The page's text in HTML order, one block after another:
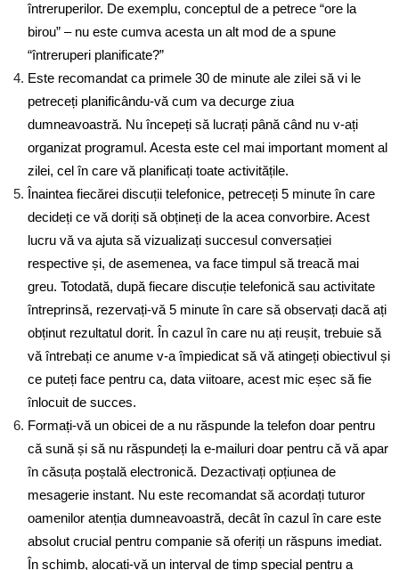
întreruperilor. De exemplu, conceptul de a petrece “ore la
birou” – nu este cumva acesta un alt mod de a spune
“întreruperi planificate?”
Este recomandat ca primele 30 de minute ale zilei să vi le
petreceți planificându-vă cum va decurge ziua
dumneavoastră. Nu începeți să lucrați până când nu v-ați
organizat programul. Acesta este cel mai important moment al
zilei, cel în care vă planificați toate activitățile.
Înaintea fiecărei discuții telefonice, petreceți 5 minute în care
decideți ce vă doriți să obțineți de la acea convorbire. Acest
lucru vă va ajuta să vizualizați succesul conversației
respective și, de asemenea, va face timpul să treacă mai
greu. Totodată, după fiecare discuție telefonică sau activitate
întreprinsă, rezervați-vă 5 minute în care să observați dacă ați
obținut rezultatul dorit. În cazul în care nu ați reușit, trebuie să
vă întrebați ce anume v-a împiedicat să vă atingeți obiectivul și
ce puteți face pentru ca, data viitoare, acest mic eșec să fie
înlocuit de succes.
Formați-vă un obicei de a nu răspunde la telefon doar pentru
că sună și să nu răspundeți la e-mailuri doar pentru că vă apar
în căsuța poștală electronică. Dezactivați opțiunea de
mesagerie instant. Nu este recomandat să acordați tuturor
oamenilor atenția dumneavoastră, decât în cazul în care este
absolut crucial pentru companie să oferiți un răspuns imediat.
În schimb, alocați-vă un interval de timp special pentru a